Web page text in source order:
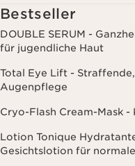
mitgeteilt hast.
dein Nutzungsverhalten
(z.B. das Öffnen und
statistischen Zwecken
findest du in den
Bestseller
DOUBLE SERUM -
für jugendliche Haut
Total Eye Lift -
Augenpflege
Cryo-Flash Cream-Mask
Lotion Tonique
Gesichtslotion für